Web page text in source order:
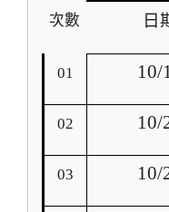
次數
日
01 10/
02 10/
03 10/